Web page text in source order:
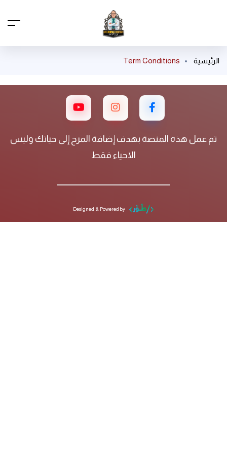
الرئيسية Term Conditions
تم عمل هذه المنصة بهدف إضافة المرح إلى حياتك وليس
الاحياء فقط
Designed & Powered by